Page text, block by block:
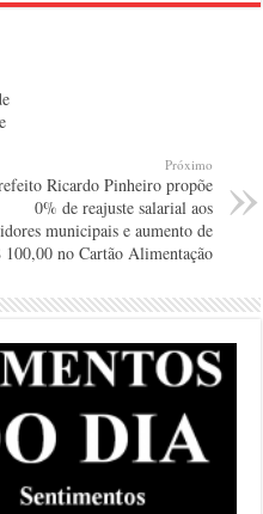
Próximo
Ricardo Pinheiro propõe
0% de reajuste salarial aos
municipais e aumento de
100,00 no Cartão Alimentação